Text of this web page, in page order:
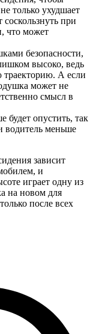
только ухудшает
при
что может
безопасности,
высоко, ведь
А если
может не
смысл в
будет опустить, так
водитель меньше
зависит
и
играет одну из
на новом для
после всех